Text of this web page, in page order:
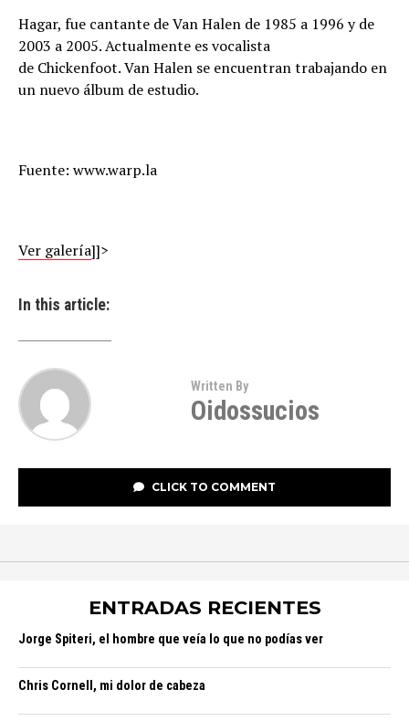
Hagar, fue cantante de Van Halen de 1985 a 1996 y de
2003 a 2005. Actualmente es vocalista
de Chickenfoot. Van Halen se encuentran trabajando en
un nuevo álbum de estudio.
Fuente: www.warp.la
Ver galería]]>
In this article:
Written By
Oidossucios
CLICK TO COMMENT
ENTRADAS RECIENTES
Jorge Spiteri, el hombre que veía lo que no podías ver
Chris Cornell, mi dolor de cabeza